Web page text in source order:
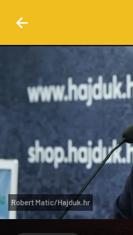
Robert Matic/Hajduk.hr